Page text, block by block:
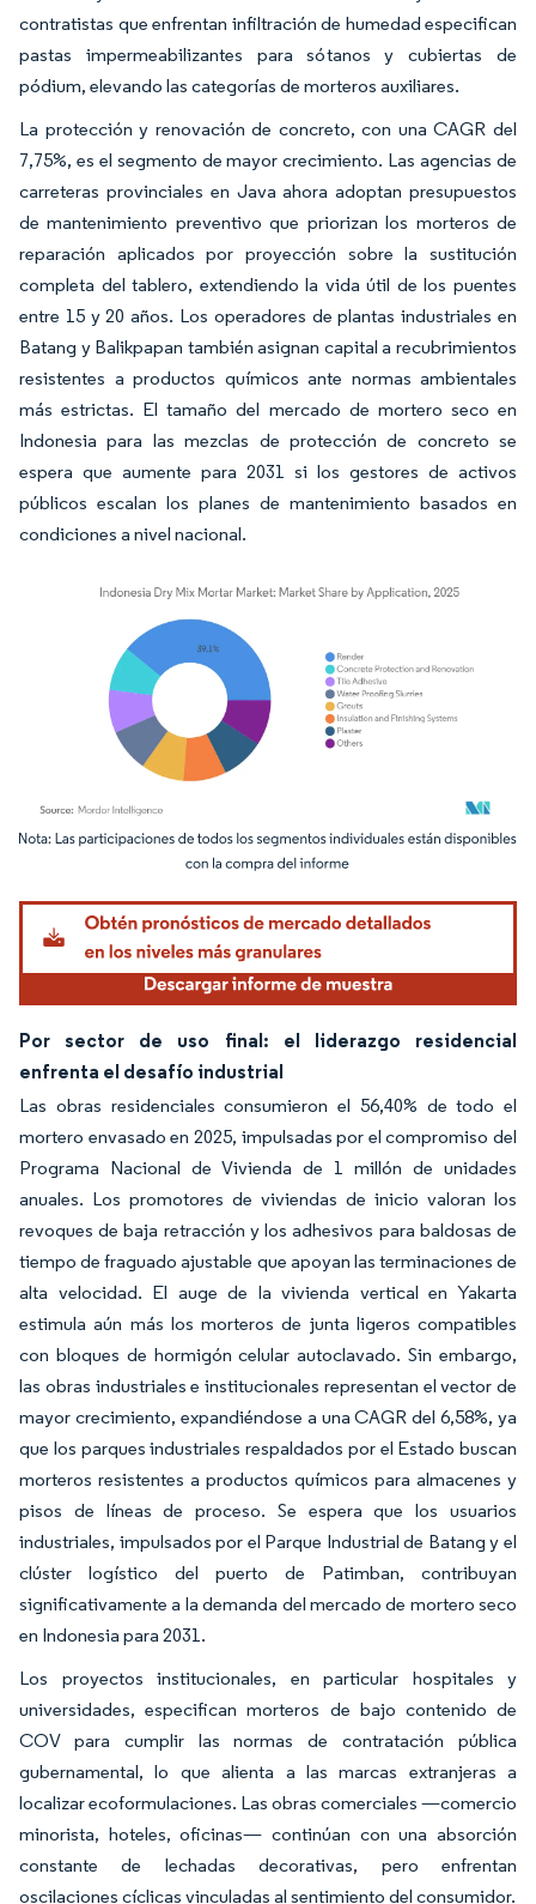
contratistas que enfrentan infiltración de humedad especifican
pastas impermeabilizantes para sótanos y cubiertas de
pódium, elevando las categorías de morteros auxiliares.
La protección y renovación de concreto, con una CAGR del
7,75%, es el segmento de mayor crecimiento. Las agencias de
carreteras provinciales en Java ahora adoptan presupuestos
de mantenimiento preventivo que priorizan los morteros de
reparación aplicados por proyección sobre la sustitución
completa del tablero, extendiendo la vida útil de los puentes
entre 15 y 20 años. Los operadores de plantas industriales en
Batang y Balikpapan también asignan capital a recubrimientos
resistentes a productos químicos ante normas ambientales
más estrictas. El tamaño del mercado de mortero seco en
Indonesia para las mezclas de protección de concreto se
espera que aumente para 2031 si los gestores de activos
públicos escalan los planes de mantenimiento basados en
condiciones a nivel nacional.
Imagen © Mordor Intelligence. El uso requiere atribución según CC BY 4.0.
Por sector de uso final: el liderazgo residencial
enfrenta el desafío industrial
Las obras residenciales consumieron el 56,40% de todo el
mortero envasado en 2025, impulsadas por el compromiso del
Programa Nacional de Vivienda de 1 millón de unidades
anuales. Los promotores de viviendas de inicio valoran los
revoques de baja retracción y los adhesivos para baldosas de
tiempo de fraguado ajustable que apoyan las terminaciones de
alta velocidad. El auge de la vivienda vertical en Yakarta
estimula aún más los morteros de junta ligeros compatibles
con bloques de hormigón celular autoclavado. Sin embargo,
las obras industriales e institucionales representan el vector de
mayor crecimiento, expandiéndose a una CAGR del 6,58%, ya
que los parques industriales respaldados por el Estado buscan
morteros resistentes a productos químicos para almacenes y
pisos de líneas de proceso. Se espera que los usuarios
industriales, impulsados por el Parque Industrial de Batang y el
clúster logístico del puerto de Patimban, contribuyan
significativamente a la demanda del mercado de mortero seco
en Indonesia para 2031.
Los proyectos institucionales, en particular hospitales y
universidades, especifican morteros de bajo contenido de
COV para cumplir las normas de contratación pública
gubernamental, lo que alienta a las marcas extranjeras a
localizar ecoformulaciones. Las obras comerciales —comercio
minorista, hoteles, oficinas— continúan con una absorción
constante de lechadas decorativas, pero enfrentan
oscilaciones cíclicas vinculadas al sentimiento del consumidor.